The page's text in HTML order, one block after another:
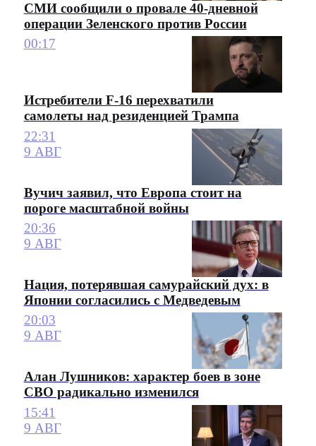
СМИ сообщили о провале 40-дневной
операции Зеленского против России
00:17
Истребители F-16 перехватили
самолеты над резиденцией Трампа
22:31
9 АВГ
Вучич заявил, что Европа стоит на
пороге масштабной войны
20:36
9 АВГ
Нация, потерявшая самурайский дух: в
Японии согласились с Медведевым
20:03
9 АВГ
Алан Лушников: характер боев в зоне
СВО радикально изменился
15:41
9 АВГ